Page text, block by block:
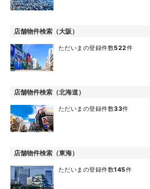
店舗物件検索（大阪）
ただいまの登録件数522件
店舗物件検索（北海道）
ただいまの登録件数33件
店舗物件検索（東海）
ただいまの登録件数145件